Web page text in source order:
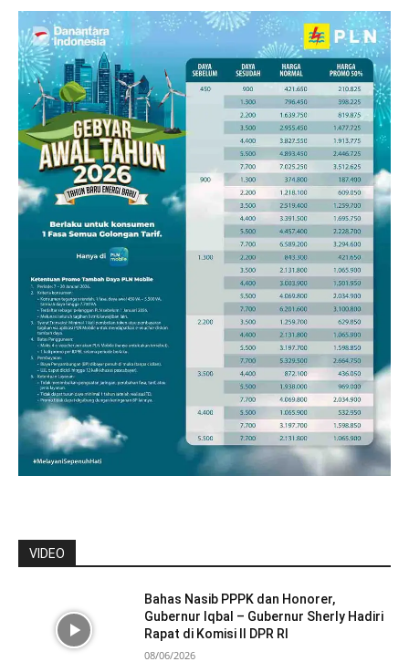
VIDEO
Bahas Nasib PPPK dan Honorer,
Gubernur Iqbal – Gubernur Sherly Hadiri
Rapat di Komisi II DPR RI
08/06/2026